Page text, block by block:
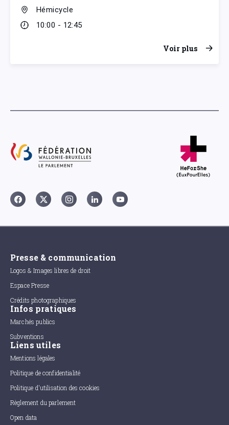
Hémicycle
10:00 - 12:45
Voir plus
Presse & communication
Logos & Images libres de droit
Espace Presse
Crédits photographiques
Infos pratiques
Marchés publics
Subventions
Liens utiles
Mentions légales
Politique de confidentialité
Politique d'utilisation des cookies
Règlement du parlement
Open data